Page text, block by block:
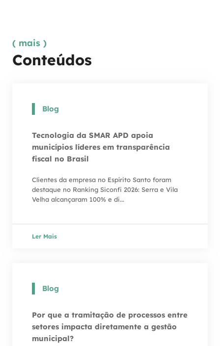
( mais )
Conteúdos
Blog
Tecnologia da SMAR APD apoia
municípios líderes em transparência
fiscal no Brasil
Clientes da empresa no Espírito Santo foram
destaque no Ranking Siconfi 2026: Serra e Vila
Velha alcançaram 100% e di...
Ler Mais
Blog
Por que a tramitação de processos entre
setores impacta diretamente a gestão
municipal?